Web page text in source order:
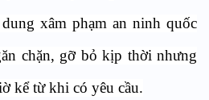
xâm phạm an ninh quốc
chặn, gỡ bỏ kịp thời nhưng
kể từ khi có yêu cầu.